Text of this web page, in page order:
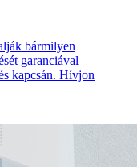
bármilyen
garanciával
kapcsán. Hívjon